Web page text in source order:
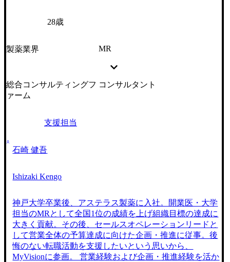
28歳
製薬業界 MR
総合コンサルティングフ
ァーム
コンサルタント
支援担当
石崎 健吾
Ishizaki Kengo
神戸大学卒業後、アステラス製薬に入社。開業医・大学
担当のMRとして全国1位の成績を上げ組織目標の達成に
大きく貢献。その後、セールスオペレーションリードと
して営業全体の予算達成に向けた企画・推進に従事。後
悔のない転職活動を支援したいという思いから、
MyVisionに参画。 営業経験および企画・推進経験を活か